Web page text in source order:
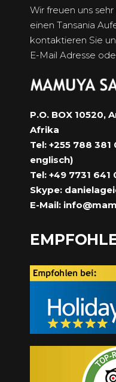
Wir freuen uns
einen Tansania
kontaktieren Sie
E-Mail Adresse
P.O. BOX 10520,
Afrika
Tel: +255 788
englisch)
Tel: +49 7731
Skype:
E-Mail: